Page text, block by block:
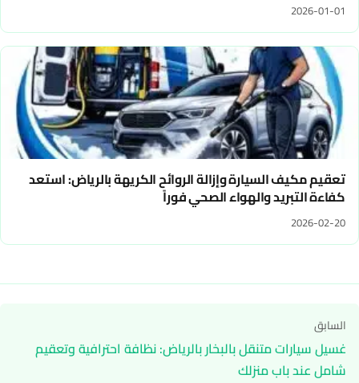
2026-01-01
تعقيم مكيف السيارة وإزالة الروائح الكريهة بالرياض: استعد
كفاءة التبريد والهواء الصحي فوراً
2026-02-20
تصفّح
المقالات
السابق
غسيل سيارات متنقل بالبخار بالرياض: نظافة احترافية وتعقيم
شامل عند باب منزلك